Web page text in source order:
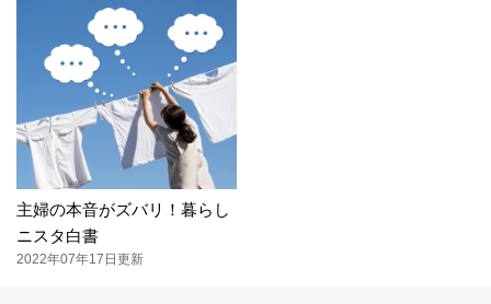
主婦の本音がズバリ！暮らし
ニスタ白書
2022年07年17日更新